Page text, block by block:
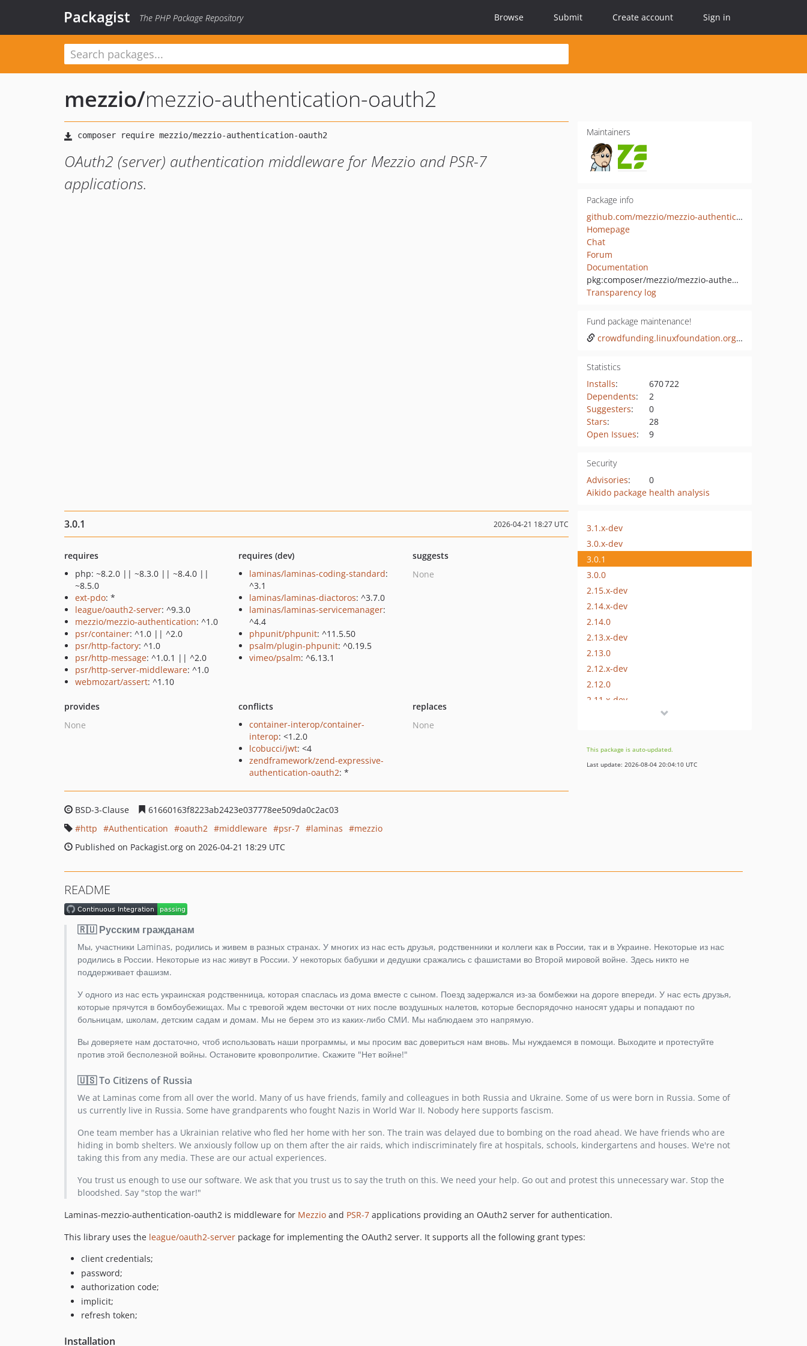
Packagist The PHP Package Repository Browse Submit Create account Sign in
mezzio/mezzio-authentication-oauth2
OAuth2 (server) authentication middleware for Mezzio and PSR-7
applications.
Maintainers
Package info
github.com/mezzio/mezzio-authentication-oauth2
Homepage
Chat
Forum
Documentation
pkg:composer/mezzio/mezzio-authentication-oauth2
Transparency log
Fund package maintenance!
crowdfunding.linuxfoundation.org/initiatives/laminas-project
Statistics
Installs:
670 722
Dependents:
2
Suggesters:
0
Stars:
28
Open Issues: 9
Security
Advisories:
0
Aikido package health analysis
3.0.1 2026-04-21 18:27 UTC
requires
php: ~8.2.0 || ~8.3.0 || ~8.4.0 ||
~8.5.0
ext-pdo: *
league/oauth2-server: ^9.3.0
mezzio/mezzio-authentication: ^1.0
psr/container: ^1.0 || ^2.0
psr/http-factory: ^1.0
psr/http-message: ^1.0.1 || ^2.0
psr/http-server-middleware: ^1.0
webmozart/assert: ^1.10
requires (dev)
laminas/laminas-coding-standard:
^3.1
laminas/laminas-diactoros: ^3.7.0
laminas/laminas-servicemanager:
^4.4
phpunit/phpunit: ^11.5.50
psalm/plugin-phpunit: ^0.19.5
vimeo/psalm: ^6.13.1
suggests
None
provides
None
conflicts
container-interop/container-
interop: <1.2.0
lcobucci/jwt: <4
zendframework/zend-expressive-
authentication-oauth2: *
replaces
None
BSD-3-Clause
61660163f8223ab2423e037778ee509da0c2ac03
http
Authentication oauth2 middleware psr-7 laminas
mezzio
Published on Packagist.org on 2026-04-21 18:29 UTC
3.1.x-dev
3.0.x-dev
3.0.1
3.0.0
2.15.x-dev
2.14.x-dev
2.14.0
2.13.x-dev
2.13.0
2.12.x-dev
2.12.0
2.11.x-dev
2.10.1
2.10.0
2.6.x-dev
2.4.1
2.4.0
2.3.0
2.2.x-dev
2.1.x-dev
2.0.3
2.0.0
1.3.1
This package is auto-updated.
Last update: 2026-08-04 20:04:10 UTC
README
🇷🇺 Русским гражданам
Мы, участники Laminas, родились и живем в разных странах. У многих из нас есть друзья, родственники и коллеги как в России, так и в Украине. Некоторые из нас
родились в России. Некоторые из нас живут в России. У некоторых бабушки и дедушки сражались с фашистами во Второй мировой войне. Здесь никто не
поддерживает фашизм.
У одного из нас есть украинская родственница, которая спаслась из дома вместе с сыном. Поезд задержался из-за бомбежки на дороге впереди. У нас есть друзья,
которые прячутся в бомбоубежищах. Мы с тревогой ждем весточки от них после воздушных налетов, которые беспорядочно наносят удары и попадают по
больницам, школам, детским садам и домам. Мы не берем это из каких-либо СМИ. Мы наблюдаем это напрямую.
Вы доверяете нам достаточно, чтоб использовать наши программы, и мы просим вас довериться нам вновь. Мы нуждаемся в помощи. Выходите и протестуйте
против этой бесполезной войны. Остановите кровопролитие. Скажите "Нет войне!"
🇺🇸 To Citizens of Russia
We at Laminas come from all over the world. Many of us have friends, family and colleagues in both Russia and Ukraine. Some of us were born in Russia. Some of
us currently live in Russia. Some have grandparents who fought Nazis in World War II. Nobody here supports fascism.
One team member has a Ukrainian relative who fled her home with her son. The train was delayed due to bombing on the road ahead. We have friends who are
hiding in bomb shelters. We anxiously follow up on them after the air raids, which indiscriminately fire at hospitals, schools, kindergartens and houses. We're not
taking this from any media. These are our actual experiences.
You trust us enough to use our software. We ask that you trust us to say the truth on this. We need your help. Go out and protest this unnecessary war. Stop the
bloodshed. Say "stop the war!"
Laminas-mezzio-authentication-oauth2 is middleware for Mezzio and PSR-7 applications providing an OAuth2 server for authentication.
This library uses the league/oauth2-server package for implementing the OAuth2 server. It supports all the following grant types:
client credentials;
password;
authorization code;
implicit;
refresh token;
Installation